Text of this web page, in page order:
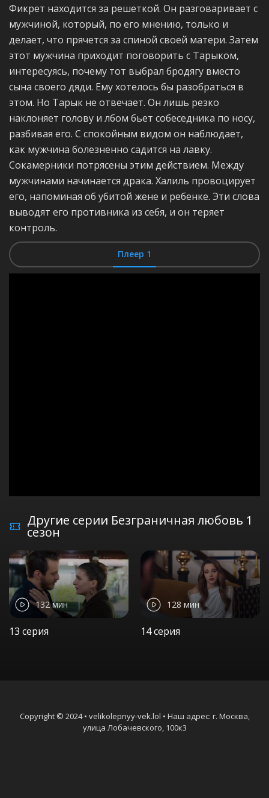
Фикрет находится за решеткой. Он разговаривает с
мужчиной, который, по его мнению, только и
делает, что прячется за спиной своей матери. Затем
этот мужчина приходит поговорить с Тарыком,
интересуясь, почему тот выбрал бродягу вместо
сына своего дяди. Ему хотелось бы разобраться в
этом. Но Тарык не отвечает. Он лишь резко
наклоняет голову и лбом бьет собеседника по носу,
разбивая его. С спокойным видом он наблюдает,
как мужчина болезненно садится на лавку.
Сокамерники потрясены этим действием. Между
мужчинами начинается драка. Халиль провоцирует
его, напоминая об убитой жене и ребенке. Эти слова
выводят его противника из себя, и он теряет
контроль.
Плеер 1
Другие серии Безграничная любовь 1
сезон
132 мин
13 серия
128 мин
14 серия
Copyright © 2024 • velikolepnyy-vek.lol • Наш адрес: г. Москва,
улица Лобачевского, 100к3